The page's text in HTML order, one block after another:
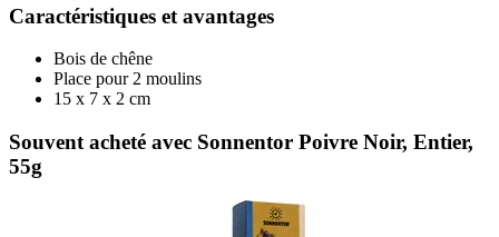
Caractéristiques et avantages
Bois de chêne
Place pour 2 moulins
15 x 7 x 2 cm
Souvent acheté avec Sonnentor Poivre Noir, Entier,
55g